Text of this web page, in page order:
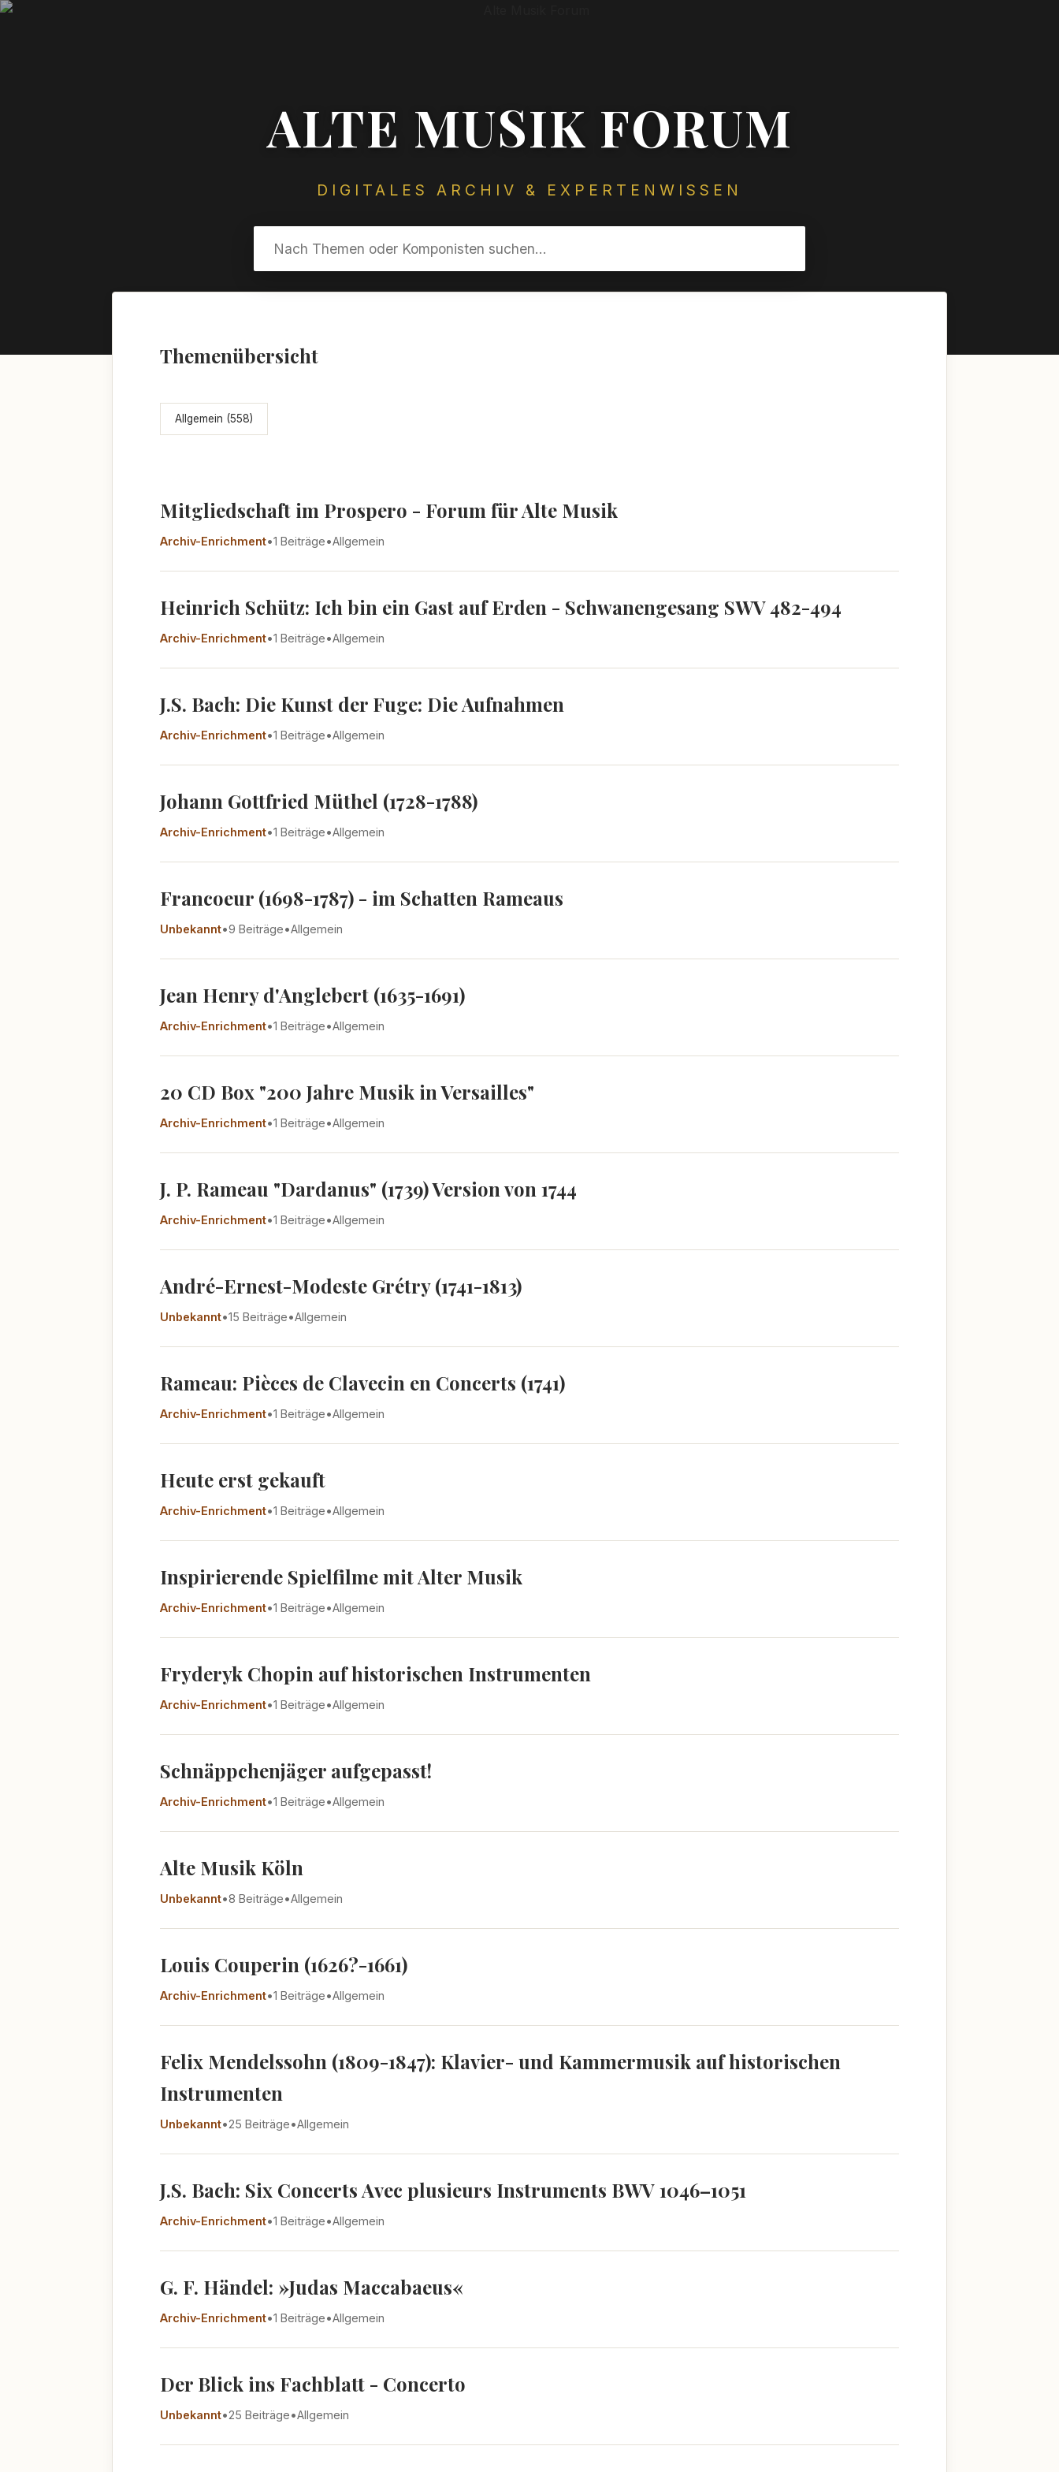
ALTE MUSIK FORUM
DIGITALES ARCHIV & EXPERTENWISSEN
Themenübersicht
Allgemein (558)
Mitgliedschaft im Prospero - Forum für Alte Musik
Archiv-Enrichment•1 Beiträge•Allgemein
Heinrich Schütz: Ich bin ein Gast auf Erden - Schwanengesang SWV 482-494
Archiv-Enrichment•1 Beiträge•Allgemein
J.S. Bach: Die Kunst der Fuge: Die Aufnahmen
Archiv-Enrichment•1 Beiträge•Allgemein
Johann Gottfried Müthel (1728-1788)
Archiv-Enrichment•1 Beiträge•Allgemein
Francoeur (1698-1787) - im Schatten Rameaus
Unbekannt•9 Beiträge•Allgemein
Jean Henry d'Anglebert (1635-1691)
Archiv-Enrichment•1 Beiträge•Allgemein
20 CD Box "200 Jahre Musik in Versailles"
Archiv-Enrichment•1 Beiträge•Allgemein
J. P. Rameau "Dardanus" (1739) Version von 1744
Archiv-Enrichment•1 Beiträge•Allgemein
André-Ernest-Modeste Grétry (1741-1813)
Unbekannt•15 Beiträge•Allgemein
Rameau: Pièces de Clavecin en Concerts (1741)
Archiv-Enrichment•1 Beiträge•Allgemein
Heute erst gekauft
Archiv-Enrichment•1 Beiträge•Allgemein
Inspirierende Spielfilme mit Alter Musik
Archiv-Enrichment•1 Beiträge•Allgemein
Fryderyk Chopin auf historischen Instrumenten
Archiv-Enrichment•1 Beiträge•Allgemein
Schnäppchenjäger aufgepasst!
Archiv-Enrichment•1 Beiträge•Allgemein
Alte Musik Köln
Unbekannt•8 Beiträge•Allgemein
Louis Couperin (1626?-1661)
Archiv-Enrichment•1 Beiträge•Allgemein
Felix Mendelssohn (1809-1847): Klavier- und Kammermusik auf historischen
Instrumenten
Unbekannt•25 Beiträge•Allgemein
J.S. Bach: Six Concerts Avec plusieurs Instruments BWV 1046–1051
Archiv-Enrichment•1 Beiträge•Allgemein
G. F. Händel: »Judas Maccabaeus«
Archiv-Enrichment•1 Beiträge•Allgemein
Der Blick ins Fachblatt - Concerto
Unbekannt•25 Beiträge•Allgemein